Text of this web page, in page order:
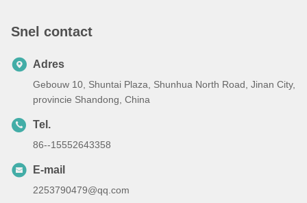
Snel contact
Adres
Gebouw 10, Shuntai Plaza, Shunhua North Road, Jinan City,
provincie Shandong, China
Tel.
86--15552643358
E-mail
2253790479@qq.com